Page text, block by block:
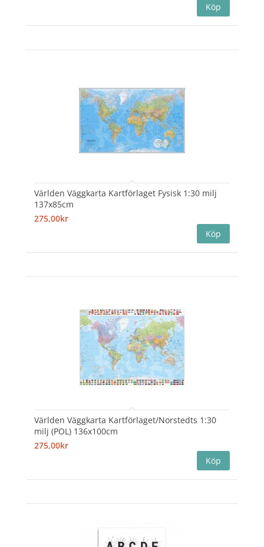
Världen Väggkarta Kartförlaget Fysisk 1:30 milj
137x85cm
275,00kr
Världen Väggkarta Kartförlaget/Norstedts 1:30
milj (POL) 136x100cm
275,00kr